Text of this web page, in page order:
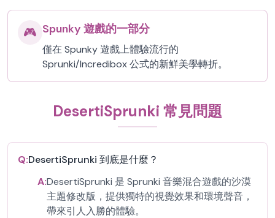
🎮 Spunky 遊戲的一部分
僅在 Spunky 遊戲上體驗流行的
Sprunki/Incredibox 公式的新鮮美學轉折。
DesertiSprunki 常見問題
Q:DesertiSprunki 到底是什麼？
A:DesertiSprunki 是 Sprunki 音樂混合遊戲的沙漠
主題修改版，提供獨特的視覺效果和環境聲音，
帶來引人入勝的體驗。